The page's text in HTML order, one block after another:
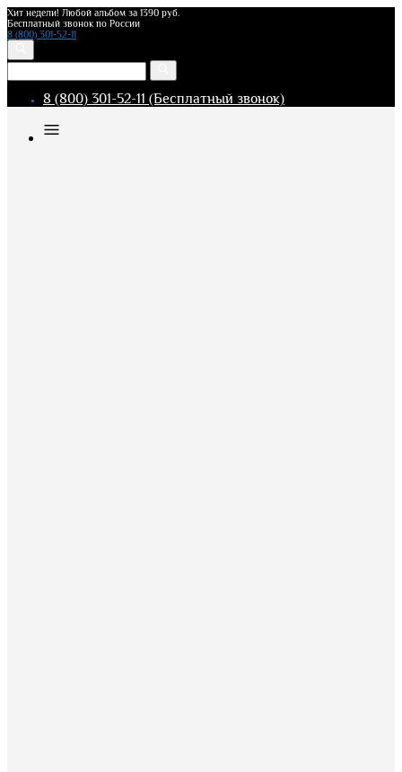
Хит недели! Любой альбом за 1390 руб.
Бесплатный звонок по России
8 (800) 301-52-11
8 (800) 301-52-11 (Бесплатный звонок)